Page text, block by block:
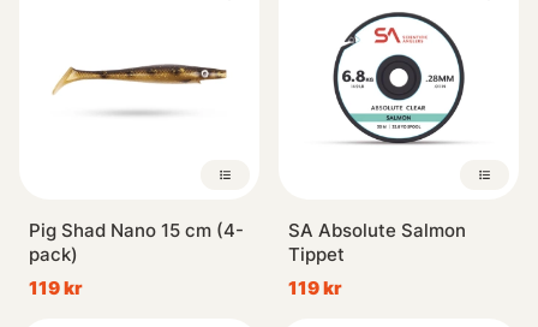
Pig Shad Nano 15 cm (4-
pack)
119 kr
SA Absolute Salmon
Tippet
119 kr